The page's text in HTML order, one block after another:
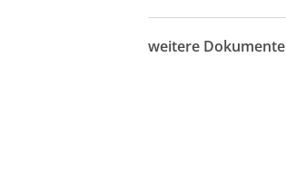
weitere Dokumente